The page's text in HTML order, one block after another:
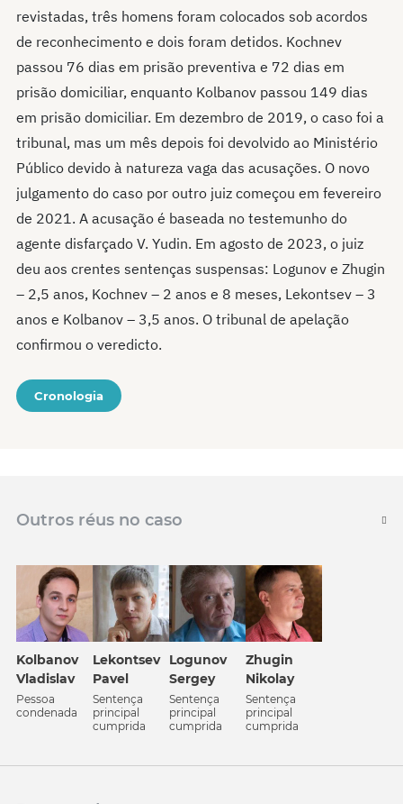
revistadas, três homens foram colocados sob acordos
de reconhecimento e dois foram detidos. Kochnev
passou 76 dias em prisão preventiva e 72 dias em
prisão domiciliar, enquanto Kolbanov passou 149 dias
em prisão domiciliar. Em dezembro de 2019, o caso foi a
tribunal, mas um mês depois foi devolvido ao Ministério
Público devido à natureza vaga das acusações. O novo
julgamento do caso por outro juiz começou em fevereiro
de 2021. A acusação é baseada no testemunho do
agente disfarçado V. Yudin. Em agosto de 2023, o juiz
deu aos crentes sentenças suspensas: Logunov e Zhugin
– 2,5 anos, Kochnev – 2 anos e 8 meses, Lekontsev – 3
anos e Kolbanov – 3,5 anos. O tribunal de apelação
confirmou o veredicto.
Cronologia
Outros réus no caso
Kolbanov
Vladislav
Pessoa
condenada
Lekontsev
Pavel
Sentença
principal
cumprida
Logunov
Sergey
Sentença
principal
cumprida
Zhugin
Nikolay
Sentença
principal
cumprida